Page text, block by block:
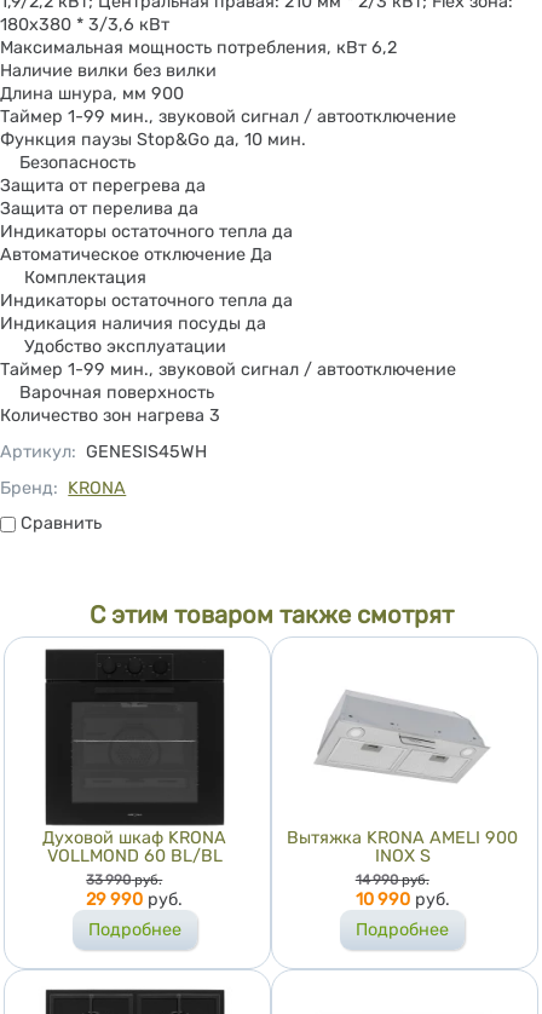
180х380 * 3/3,6 кВт
Максимальная мощность потребления, кВт 6,2
Наличие вилки без вилки
Длина шнура, мм 900
Таймер 1-99 мин., звуковой сигнал / автоотключение
Функция паузы Stop&Go да, 10 мин.
Безопасность
Защита от перегрева да
Защита от перелива да
Индикаторы остаточного тепла да
Автоматическое отключение Да
Комплектация
Индикаторы остаточного тепла да
Индикация наличия посуды да
Удобство эксплуатации
Таймер 1-99 мин., звуковой сигнал / автоотключение
Варочная поверхность
Количество зон нагрева 3
Артикул: GENESIS45WH
Бренд: KRONA
СравнитьСравнить
С этим товаром также смотрят
Духовой шкаф KRONA
VOLLMOND 60 BL/BL
Цена
33 990 руб.
29 990 руб.
Подробнее
Вытяжка KRONA AMELI 900
INOX S
Цена
14 990 руб.
10 990 руб.
Подробнее